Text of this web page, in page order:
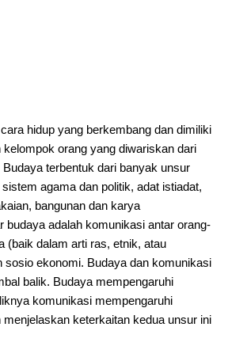
hidup yang berkembang dan dimiliki
kelompok orang yang diwariskan dari
terbentuk dari banyak unsur
agama dan politik, adat istiadat,
bangunan dan karya
budaya adalah komunikasi antar orang-
(baik dalam arti ras, etnik, atau
sosio ekonomi. Budaya dan komunikasi
balik. Budaya mempengaruhi
komunikasi mempengaruhi
menjelaskan keterkaitan kedua unsur ini